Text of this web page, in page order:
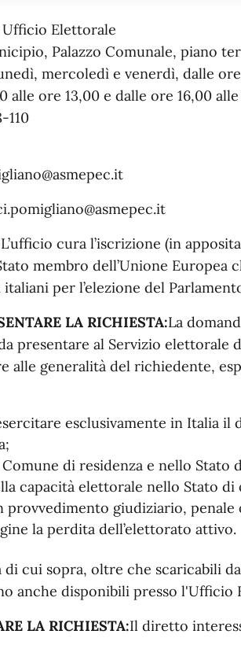
Elettorale
Palazzo Comunale, piano
mercoledì e venerdì, dalle
alle ore 13,00 e dalle ore 16,00
110
L’ufficio cura l’iscrizione (in
membro dell’Unione Europea
per l’elezione del
LA RICHIESTA:La
presentare al Servizio elettorale
alle generalità del richiedente,
esclusivamente in Italia il
di residenza e nello Stato
capacità elettorale nello Stato di
provvedimento giudiziario,
la perdita dell’elettorato attivo.
cui sopra, oltre che scaricabili
anche disponibili presso
LA RICHIESTA:Il diretto